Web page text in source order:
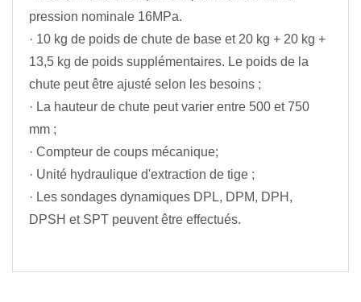
pression nominale 16MPa.
· 10 kg de poids de chute de base et 20 kg + 20 kg +
13,5 kg de poids supplémentaires. Le poids de la
chute peut être ajusté selon les besoins ;
· La hauteur de chute peut varier entre 500 et 750
mm ;
· Compteur de coups mécanique;
· Unité hydraulique d'extraction de tige ;
· Les sondages dynamiques DPL, DPM, DPH,
DPSH et SPT peuvent être effectués.